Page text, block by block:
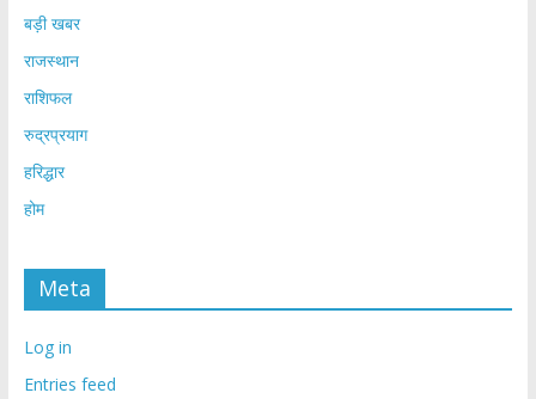
बड़ी खबर
राजस्थान
राशिफल
रुद्रप्रयाग
हरिद्धार
होम
Meta
Log in
Entries feed